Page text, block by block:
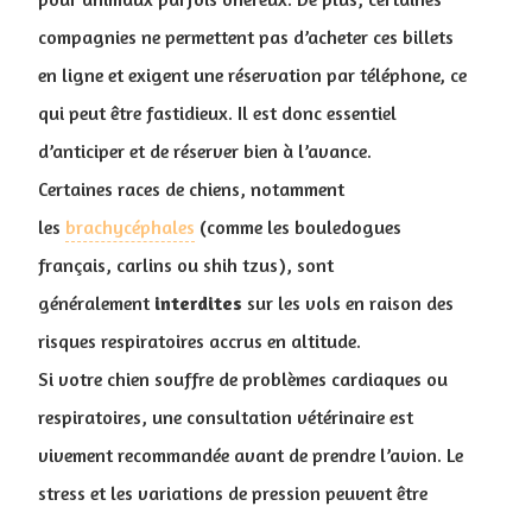
compagnies ne permettent pas d’acheter ces billets
en ligne et exigent une réservation par téléphone, ce
qui peut être fastidieux. Il est donc essentiel
d’anticiper et de réserver bien à l’avance.
Certaines races de chiens, notamment
les brachycéphales (comme les bouledogues
français, carlins ou shih tzus), sont
généralement interdites sur les vols en raison des
risques respiratoires accrus en altitude.
Si votre chien souffre de problèmes cardiaques ou
respiratoires, une consultation vétérinaire est
vivement recommandée avant de prendre l’avion. Le
stress et les variations de pression peuvent être